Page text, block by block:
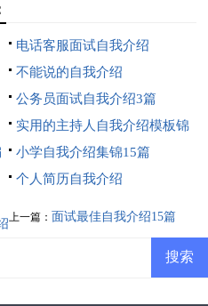
电话客服面试自我介绍
不能说的自我介绍
公务员面试自我介绍3篇
实用的主持人自我介绍模板锦
集7篇
小学自我介绍集锦15篇
个人简历自我介绍
上一篇： 面试最佳自我介绍15篇